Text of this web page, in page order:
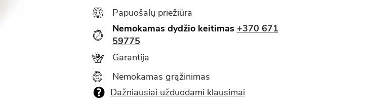
Papuošalų priežiūra
Nemokamas dydžio keitimas +370 671
59775
Garantija
Nemokamas grąžinimas
Dažniausiai užduodami klausimai